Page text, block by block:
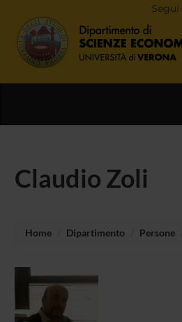
Segui
Claudio Zoli
Home Dipartimento Persone